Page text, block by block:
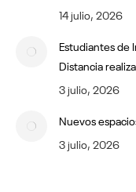
14 julio, 2026
Estudiantes de
Distancia
3 julio, 2026
Nuevos
3 julio, 2026